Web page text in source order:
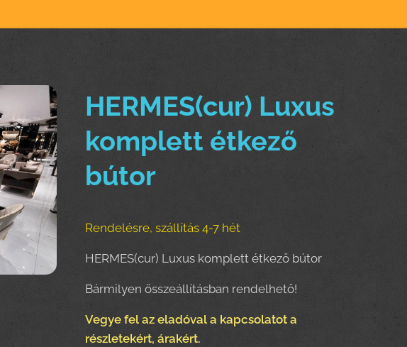
HERMES(cur) Luxus
komplett étkező
bútor
Rendelésre, szállítás 4-7 hét
HERMES(cur) Luxus komplett étkező bútor
Bármilyen összeállításban rendelhető!
Vegye fel az eladóval a kapcsolatot a
részletekért, árakért.